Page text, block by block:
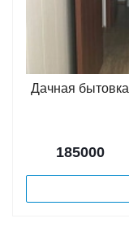
Дачная
185000